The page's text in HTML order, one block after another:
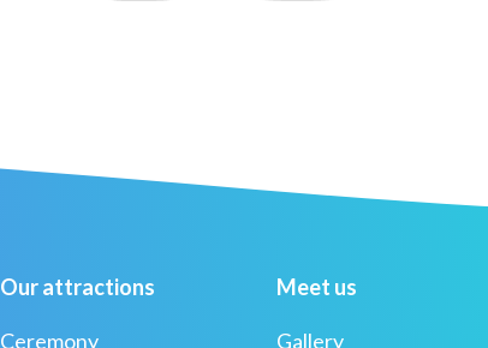
Our attractions
Ceremony
Meet us
Gallery